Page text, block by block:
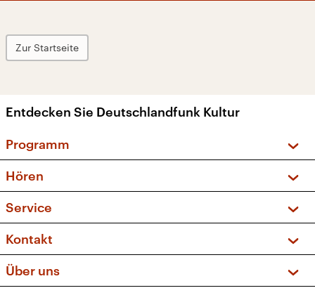
Zur Startseite
Entdecken Sie Deutschlandfunk Kultur
Programm
Sendungen und Podcasts
Musikliste
Kakadu – Das Kinderprogramm
Hören
Frequenzen (UKW + DAB+)
Service
FAQ
Apps
Newsletter
Kontakt
Social Media
Über uns